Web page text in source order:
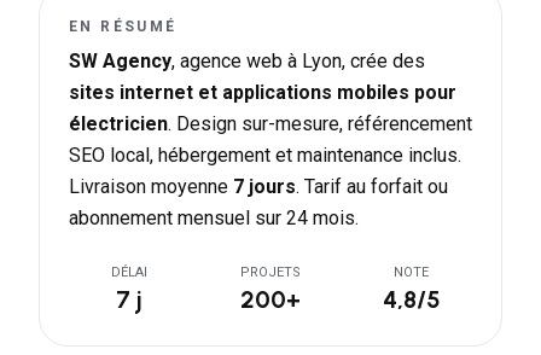
EN RÉSUMÉ
SW Agency, agence web à Lyon, crée des
sites internet et applications mobiles pour
électricien. Design sur-mesure, référencement
SEO local, hébergement et maintenance inclus.
Livraison moyenne 7 jours. Tarif au forfait ou
abonnement mensuel sur 24 mois.
DÉLAI
7 j
PROJETS
200+
NOTE
4,8/5